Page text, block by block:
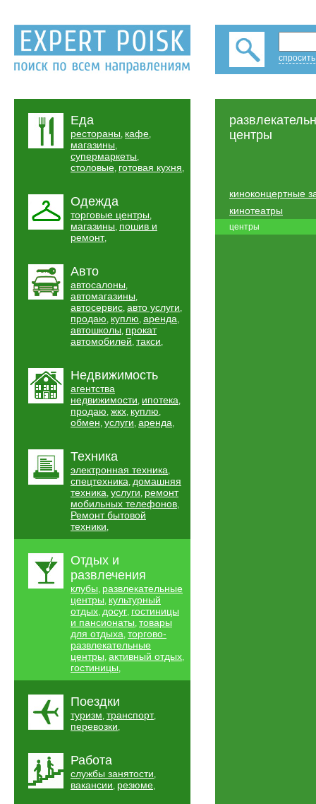
Еда
рестораны, кафе,
магазины,
супермаркеты,
столовые, готовая кухня,
Одежда
торговые центры,
магазины, пошив и
ремонт,
Авто
автосалоны,
автомагазины,
автосервис, авто услуги,
продаю, куплю, аренда,
автошколы, прокат
автомобилей, такси,
Недвижимость
агентства
недвижимости, ипотека,
продаю, жкх, куплю,
обмен, услуги, аренда,
Техника
электронная техника,
спецтехника, домашняя
техника, услуги, ремонт
мобильных телефонов,
Ремонт бытовой
техники,
Отдых и
развлечения
клубы, развлекательные
центры, культурный
отдых, досуг, гостиницы
и пансионаты, товары
для отдыха, торгово-
развлекательные
центры, активный отдых,
гостиницы,
Поездки
туризм, транспорт,
перевозки,
Работа
службы занятости,
вакансии, резюме,
центры
киноконцертные
кинотеатры
центры